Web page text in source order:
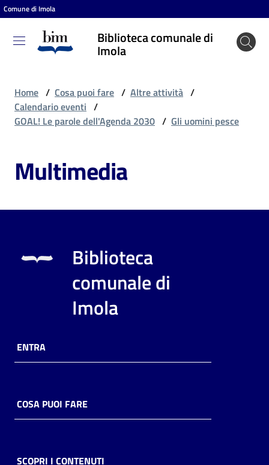
Vai al contenuto
Vai alla navigazione
Vai al footer
Comune di Imola
Biblioteca comunale di
Imola
Biblioteca
comunale
Cosa
fare
Scopri
online
Piani
Home / Cosa puoi fare / Altre attività /
Calendario eventi /
GOAL! Le parole dell'Agenda 2030 / Gli uomini pesce
Multimedia
Biblioteca
comunale di
Imola
ENTRA
COSA PUOI FARE
SCOPRI I CONTENUTI